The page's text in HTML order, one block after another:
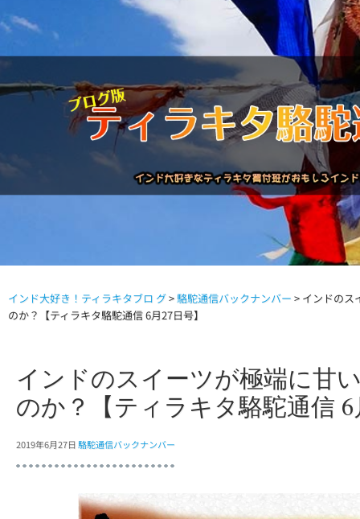
駱駝通信バックナンバー インドが大好き!!
インド大好き！ティラキタブロ グ>駱駝通信バックナンバー > インドのス
のか？【ティラキタ駱駝通信 6月27日号】
インドのスイーツが極端に甘
のか？【ティラキタ駱駝通信 6
2019年6月27日駱駝通信バックナンバー